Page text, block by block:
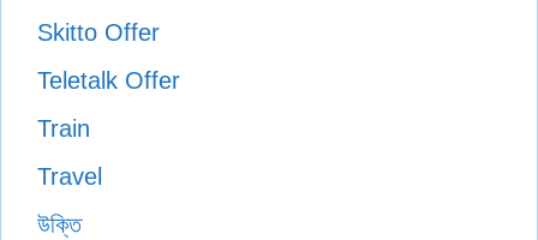
Skitto Offer
Teletalk Offer
Train
Travel
উক্তি